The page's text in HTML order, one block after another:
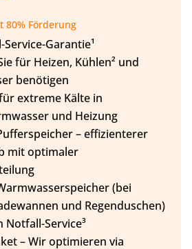
80% Förderung
Service-Garantie¹
für Heizen, Kühlen² und
benötigen
extreme Kälte in
und Heizung
– effizienterer
mit optimaler
(bei
und Regenduschen)
Notfall-Service³
– Wir optimieren via